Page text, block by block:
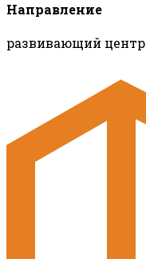
Направление
развивающий центр